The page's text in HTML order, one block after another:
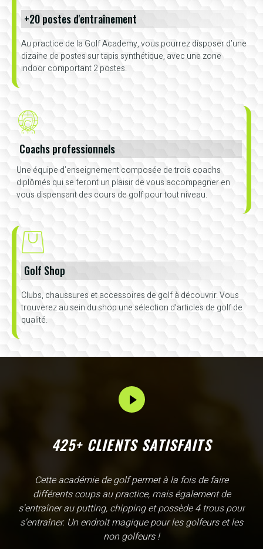
+20 postes d'entraînement
Au practice de la Golf Academy, vous pourrez disposer d’une
dizaine de postes sur tapis synthétique, avec une zone
indoor comportant 2 postes.
Coachs professionnels
Une équipe d’enseignement composée de trois coachs
diplômés qui se feront un plaisir de vous accompagner en
vous dispensant des cours de golf pour tout niveau.
Golf Shop
Clubs, chaussures et accessoires de golf à découvrir. Vous
trouverez au sein du shop une sélection d’articles de golf de
qualité.
425+ CLIENTS SATISFAITS
L'Academy de Gammarth comme son nom l'indique est
une école, en fait c'est un practice exceptionnel. il y a
évidemment un pratique classic sur tapis mais aussi
un sur herbe, des zones pour le chipping, les bumqers...
Vous y avez pensé, c'est à l'academy. Il n'y a pas assez